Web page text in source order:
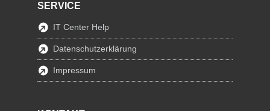
SERVICE
IT Center Help
Datenschutzerklärung
Impressum